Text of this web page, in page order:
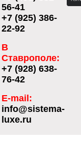
56-41
+7 (925) 386-
22-92
В
Ставрополе:
+7 (928) 638-
76-42
E-mail:
info@sistema-
luxe.ru